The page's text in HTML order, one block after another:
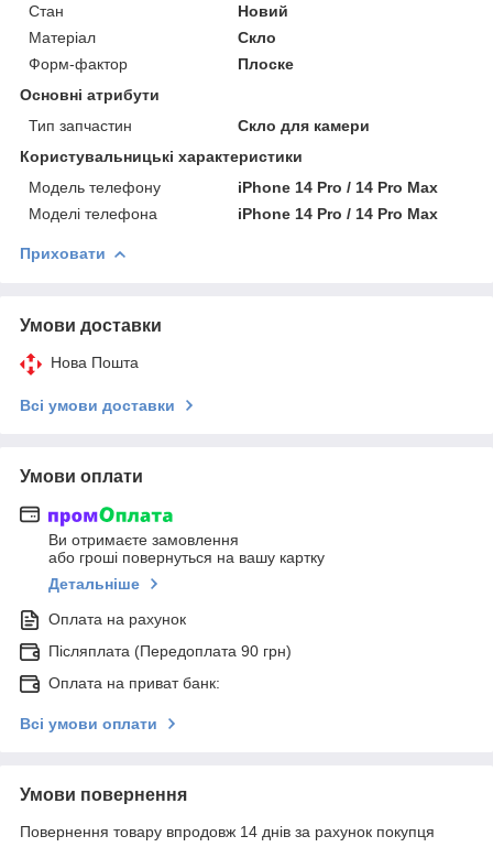
Стан
Новий
Матеріал
Скло
Форм-фактор
Плоске
Основні атрибути
Тип запчастин
Скло для камери
Користувальницькі характеристики
Модель телефону
iPhone 14 Pro / 14 Pro Max
Моделі телефона
iPhone 14 Pro / 14 Pro Max
Приховати
Умови доставки
Нова Пошта
Всі умови доставки
Умови оплати
Ви отримаєте замовлення
або гроші повернуться на вашу картку
Детальніше
Оплата на рахунок
Післяплата (Передоплата 90 грн)
Оплата на приват банк:
Всі умови оплати
Умови повернення
Повернення товару впродовж 14 днів за рахунок покупця